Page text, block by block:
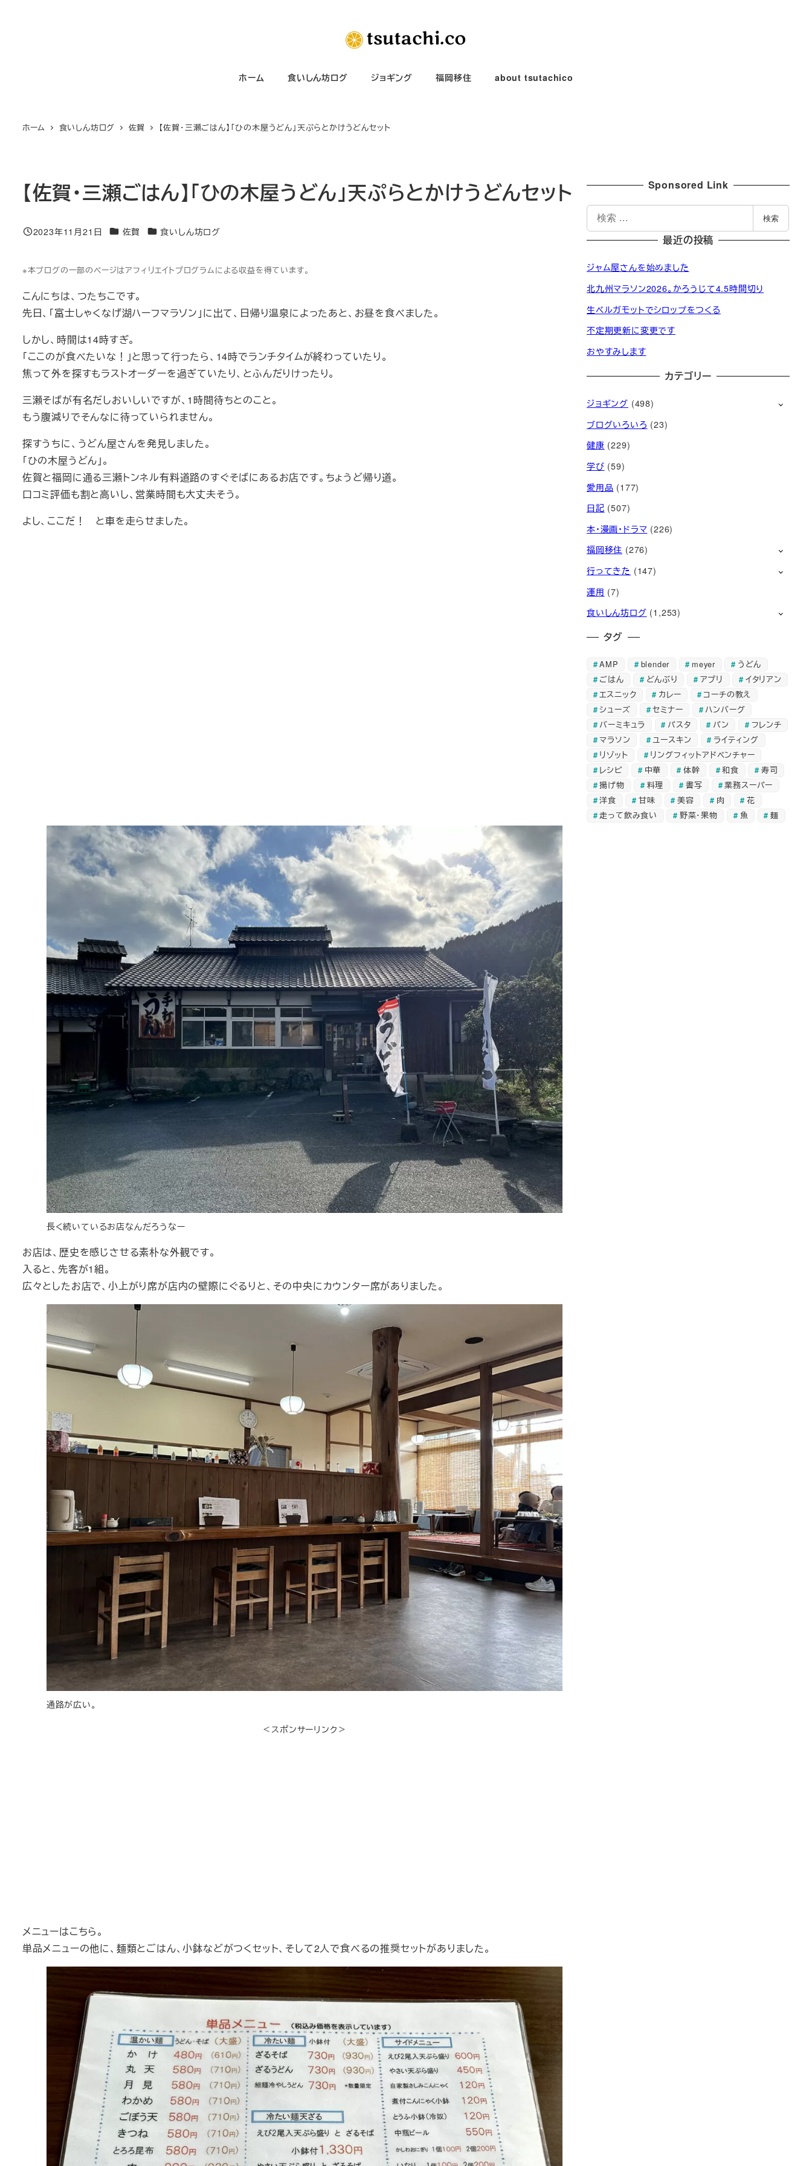
ホーム 食いしん坊ログ ジョギング 福岡移住 about tsutachico
ホーム 食いしん坊ログ 佐賀 【佐賀・三瀬ごはん】「ひの木屋うどん」天ぷらとかけうどんセット
【佐賀・三瀬ごはん】「ひの木屋うどん」天ぷらとかけうどんセット
投稿日
2023年11月21日 カテゴリー
佐賀 カテゴリー
食いしん坊ログ
※本ブログの一部のページはアフィリエイトプログラムによる収益を得ています。
こんにちは、つたちこです。
先日、「富士しゃくなげ湖ハーフマラソン」に出て、日帰り温泉によったあと、お昼を食べました。
しかし、時間は14時すぎ。
「ここのが食べたいな！」と思って行ったら、14時でランチタイムが終わっていたり。
焦って外を探すもラストオーダーを過ぎていたり、とふんだりけったり。
三瀬そばが有名だしおいしいですが、1時間待ちとのこと。
もう腹減りでそんなに待っていられません。
探すうちに、うどん屋さんを発見しました。
「ひの木屋うどん」。
佐賀と福岡に通る三瀬トンネル有料道路のすぐそばにあるお店です。ちょうど帰り道。
口コミ評価も割と高いし、営業時間も大丈夫そう。
よし、ここだ！ と車を走らせました。
長く続いているお店なんだろうなー
お店は、歴史を感じさせる素朴な外観です。
入ると、先客が1組。
広々としたお店で、小上がり席が店内の壁際にぐるりと、その中央にカウンター席がありました。
通路が広い。
＜スポンサーリンク＞
メニューはこちら。
単品メニューの他に、麺類とごはん、小鉢などがつくセット、そして2人で食べるの推奨セットがありました。
Sponsored Link
索
検索
最近の投稿
ジャム屋さんを始めました
北九州マラソン2026。かろうじて4.5時間切り
生ベルガモットでシロップをつくる
不定期更新に変更です
おやすみします
カテゴリー
ジョギング (498)
ブログいろいろ (23)
健康 (229)
学び (59)
愛用品 (177)
日記 (507)
本・漫画・ドラマ (226)
福岡移住 (276)
行ってきた (147)
運用 (7)
食いしん坊ログ (1,253)
タグ
AMP blender meyer
うどん
ごはん
どんぶり アプリ
イタリアン
エスニック
カレー
コーチの教え
シューズ
セミナー
ハンバーグ
バーミキュラ
パスタ パン
フレンチ
マラソン
ユースキン
ライティング
リゾット
リングフィットアドベンチャー
レシピ
中華 体幹 和食
寿司
揚げ物
料理 書写
業務スーパー
洋食
甘味 美容 肉
花
走って飲み食い
野菜・果物 魚 麺